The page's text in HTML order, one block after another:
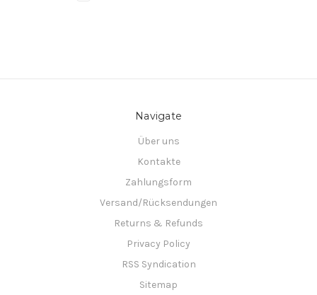
Navigate
Über uns
Kontakte
Zahlungsform
Versand/Rücksendungen
Returns & Refunds
Privacy Policy
RSS Syndication
Sitemap